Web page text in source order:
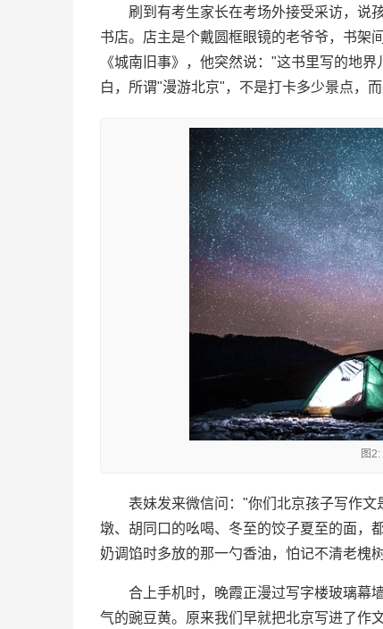
刷到有考生家长在考场外接受采访，说
书店。店主是个戴圆框眼镜的老爷爷，书架
《城南旧事》，他突然说："这书里写的地
白，所谓"漫游北京"，不是打卡多少景点，
图
表妹发来微信问："你们北京孩子写作文
墩、胡同口的吆喝、冬至的饺子夏至的面
奶调馅时多放的那一勺香油，怕记不清老槐
合上手机时，晚霞正漫过写字楼玻璃幕
气的豌豆黄。原来我们早就把北京写进了作